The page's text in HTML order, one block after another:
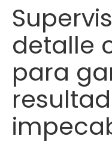
detalle
para